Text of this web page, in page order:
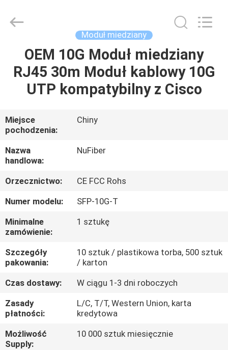
DOM
PRODUKTY
O
NAS
WYCIECZKA
PO
FABRYCE
KONTROLA
JAKOŚCI
SKONTAKTUJ
SIĘ
Z
NAMI
Rights
Moduł miedziany
OEM 10G Moduł miedziany
RJ45 30m Moduł kablowy 10G
UTP kompatybilny z Cisco
Miejsce
pochodzenia:
Chiny
Nazwa
handlowa:
NuFiber
Orzecznictwo:
CE FCC Rohs
Numer modelu:
SFP-10G-T
Minimalne
zamówienie:
1 sztukę
Szczegóły
pakowania:
10 sztuk / plastikowa torba, 500 sztuk
/ karton
Czas dostawy:
W ciągu 1-3 dni roboczych
Zasady
płatności:
L/C, T/T, Western Union, karta
kredytowa
Możliwość
Supply:
10 000 sztuk miesięcznie